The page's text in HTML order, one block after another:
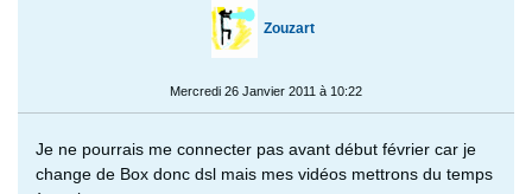
Zouzart
Mercredi 26 Janvier 2011 à 10:22
Je ne pourrais me connecter pas avant début février car je
change de Box donc dsl mais mes vidéos mettrons du temps